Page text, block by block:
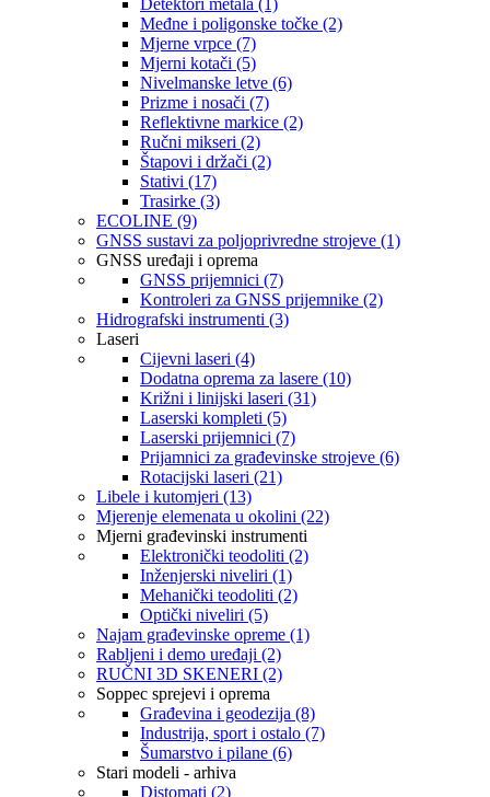
Međne i poligonske točke (2)
Mjerne vrpce (7)
Mjerni kotači (5)
Nivelmanske letve (6)
Prizme i nosači (7)
Reflektivne markice (2)
Ručni mikseri (2)
Štapovi i držači (2)
Stativi (17)
Trasirke (3)
ECOLINE (9)
GNSS sustavi za poljoprivredne strojeve (1)
GNSS uređaji i oprema
GNSS prijemnici (7)
Kontroleri za GNSS prijemnike (2)
Hidrografski instrumenti (3)
Laseri
Cijevni laseri (4)
Dodatna oprema za lasere (10)
Križni i linijski laseri (31)
Laserski kompleti (5)
Laserski prijemnici (7)
Prijamnici za građevinske strojeve (6)
Rotacijski laseri (21)
Libele i kutomjeri (13)
Mjerenje elemenata u okolini (22)
Mjerni građevinski instrumenti
Elektronički teodoliti (2)
Inženjerski niveliri (1)
Mehanički teodoliti (2)
Optički niveliri (5)
Najam građevinske opreme (1)
Rabljeni i demo uređaji (2)
RUČNI 3D SKENERI (2)
Soppec sprejevi i oprema
Građevina i geodezija (8)
Industrija, sport i ostalo (7)
Šumarstvo i pilane (6)
Stari modeli - arhiva
Distomati (2)